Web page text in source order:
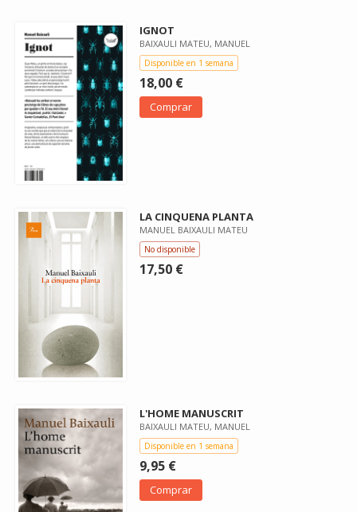
IGNOT
BAIXAULI MATEU, MANUEL
Disponible en 1 semana
18,00 €
Comprar
LA CINQUENA PLANTA
MANUEL BAIXAULI MATEU
No disponible
17,50 €
L'HOME MANUSCRIT
BAIXAULI MATEU, MANUEL
Disponible en 1 semana
9,95 €
Comprar